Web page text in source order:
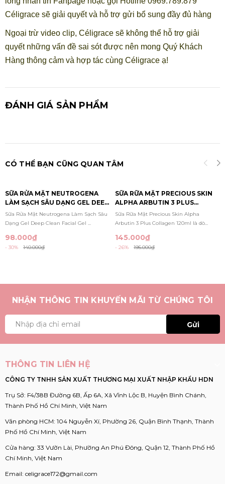
Céligrace sẽ giải quyết và hỗ trợ gửi bổ sung đầy đủ hàng
Ngoại trừ video clip, Céligrace sẽ không thể hỗ trợ giải
quyết những vấn đề sai sót được nên mong Quý Khách
Hàng thông cảm và hợp tác cùng Céligrace ạ!
ĐÁNH GIÁ SẢN PHẨM
CÓ THỂ BẠN CŨNG QUAN TÂM
SỮA RỬA MẶT NEUTROGENA
LÀM SẠCH SÂU DẠNG GEL DEEP
CLEAN FACIAL GEL CLEANSER
150ML
Sữa Rửa Mặt Neutrogena Làm Sạch Sâu
Dạng Gel Deep Clean Facial Gel ...
98.000₫
- 30% 140.000₫
SỮA RỮA MẶT PRECIOUS SKIN
ALPHA ARBUTIN 3 PLUS
COLLAGEN 120ML
Sữa Rữa Mặt Precious Skin Alpha
Arbutin 3 Plus Collagen 120ml là dò...
145.000₫
- 26% 195.000₫
NHẬN THÔNG TIN KHUYẾN MÃI TỪ CHÚNG TÔI
Gửi
THÔNG TIN LIÊN HỆ
CÔNG TY TNHH SẢN XUẤT THƯƠNG MẠI XUẤT NHẬP KHẨU HDN
Trụ Sở: F4/38B Đường 6B, Ấp 6A, Xã Vĩnh Lộc B, Huyện Bình Chánh,
Thành Phố Hồ Chí Minh, Việt Nam
Văn phòng HCM: 104 Nguyễn Xí, Phường 26, Quận Bình Thạnh, Thành
Phố Hồ Chí Minh, Việt Nam
Cửa hàng: 33 Vườn Lài, Phường An Phú Đông, Quận 12, Thành Phố Hồ
Chí Minh, Việt Nam
Email: celigrace172@gmail.com